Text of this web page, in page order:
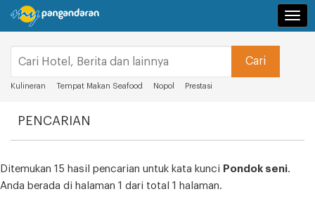
Kulineran Tempat Makan Seafood Nopol Prestasi
PENCARIAN
Ditemukan 15 hasil pencarian untuk kata kunci Pondok seni.
Anda berada di halaman 1 dari total 1 halaman.